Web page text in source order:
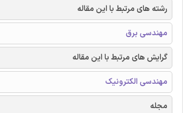
رشته های مرتبط با این مقاله
مهندسی برق
گرایش های مرتبط با این مقاله
مهندسی الکترونیک
مجله